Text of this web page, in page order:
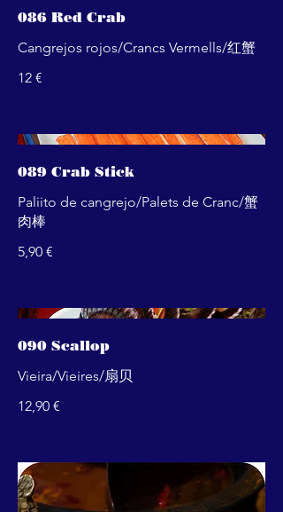
086 Red Crab
Cangrejos rojos/Crancs Vermells/红蟹
12 €
089 Crab Stick
Paliito de cangrejo/Palets de Cranc/蟹
肉棒
5,90 €
090 Scallop
Vieira/Vieires/扇贝
12,90 €